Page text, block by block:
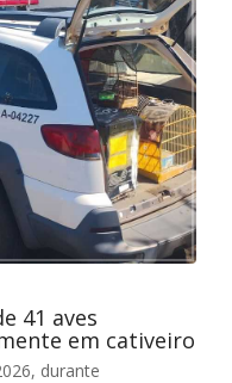
41 aves
em cativeiro
durante